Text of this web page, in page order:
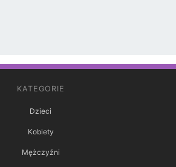
KATEGORIE
Dzieci
Kobiety
Mężczyźni